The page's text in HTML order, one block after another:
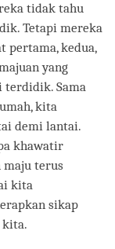
tidak tahu
Tetapi mereka
pertama, kedua,
yang
terdidik. Sama
kita
demi lantai.
khawatir
maju terus
kita
sikap
kita.